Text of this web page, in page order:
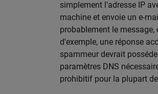
simplement l'adresse IP
machine et envoie un e-
probablement le
d'exemple, une réponse
spammeur devrait
paramètres DNS
prohibitif pour la plupart